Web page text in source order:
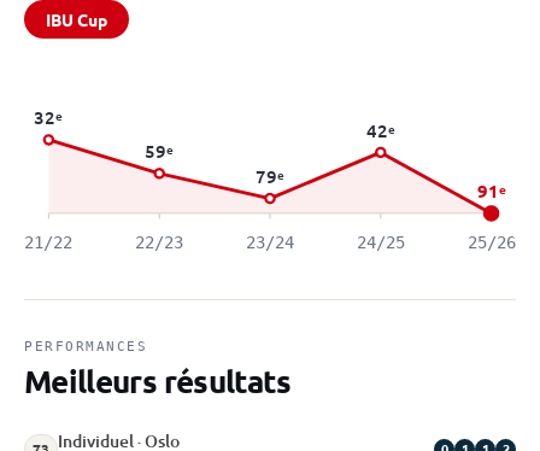
IBU Cup
32e
21/22
59e
22/23
79e
23/24
42e
24/25
91e
25/26
PERFORMANCES
Meilleurs résultats
Individuel · Oslo